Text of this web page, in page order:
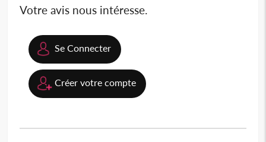
Votre avis nous intéresse.
Se Connecter
Créer votre compte